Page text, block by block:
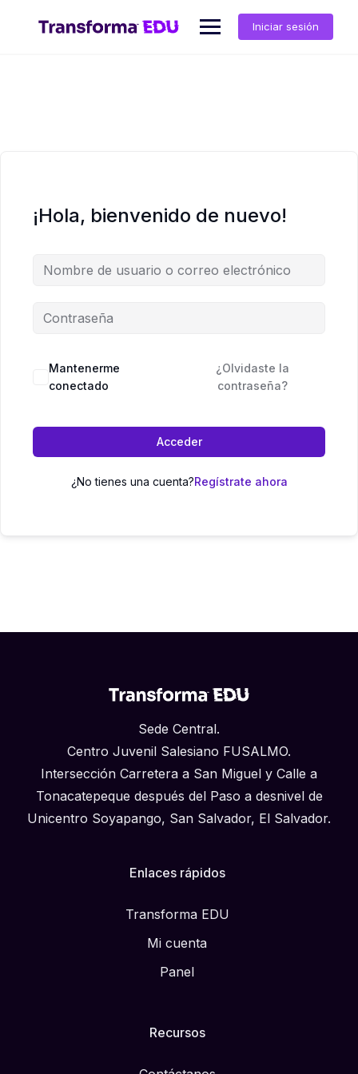
contenido
Iniciar sesión
¡Hola, bienvenido de nuevo!
Mantenerme
conectado
¿Olvidaste la
contraseña?
Acceder
¿No tienes una cuenta?Regístrate ahora
Sede Central.
Centro Juvenil Salesiano FUSALMO.
Intersección Carretera a San Miguel y Calle a
Tonacatepeque después del Paso a desnivel de
Unicentro Soyapango, San Salvador, El Salvador.
Enlaces rápidos
Transforma EDU
Mi cuenta
Panel
Recursos